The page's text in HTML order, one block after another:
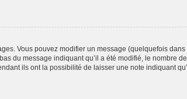
Vous pouvez modifier un message (quelquefois
du message indiquant qu’il a été modifié, le nombre
ils ont la possibilité de laisser une note indiquant